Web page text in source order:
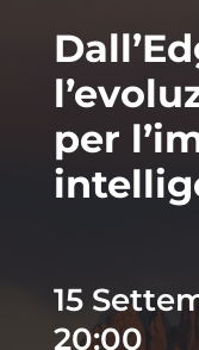
per
15
20:00